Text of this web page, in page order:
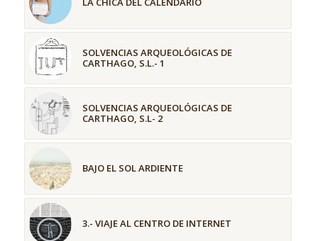
SOLVENCIAS ARQUEOLÓGICAS DE
CARTHAGO, S.L.- 1
SOLVENCIAS ARQUEOLÓGICAS DE
CARTHAGO, S.L- 2
BAJO EL SOL ARDIENTE
3.- VIAJE AL CENTRO DE INTERNET